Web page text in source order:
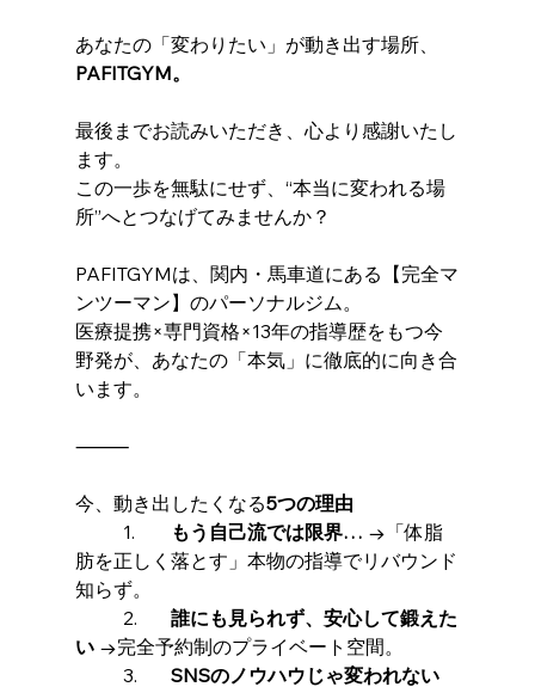
あなたの「変わりたい」が動き出す場所、
PAFITGYM。
最後までお読みいただき、心より感謝いたし
ます。
この一歩を無駄にせず、“本当に変われる場
所”へとつなげてみませんか？
PAFITGYMは、関内・馬車道にある【完全マ
ンツーマン】のパーソナルジム。
医療提携×専門資格×13年の指導歴をもつ今
野発が、あなたの「本気」に徹底的に向き合
います。
⸻
今、動き出したくなる5つの理由
もう自己流では限界… →「体脂
肪を正しく落とす」本物の指導でリバウンド
知らず。
誰にも見られず、安心して鍛えた
い →完全予約制のプライベート空間。
SNSのノウハウじゃ変われない